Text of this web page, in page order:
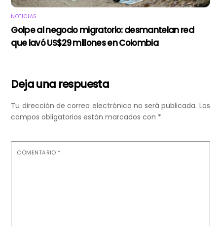
NOTICIAS
Golpe al negocio migratorio: desmantelan red
que lavó US$29 millones en Colombia
Deja una respuesta
Tu dirección de correo electrónico no será publicada. Los
campos obligatorios están marcados con *
COMENTARIO *